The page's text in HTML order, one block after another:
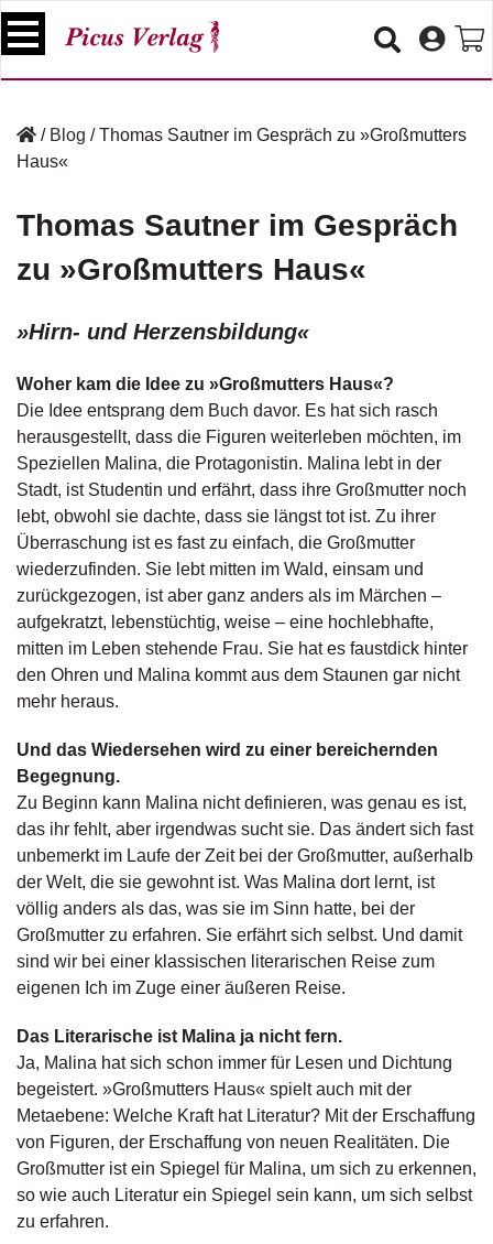
S
k
ü
h
r
V
a
s
a
lt
u
n
g
e
n
B
l
o
g
o
s
c
h
a
u
H
a
n
d
l
P
r
s
s
e
/ Blog / Thomas Sautner im Gespräch zu »Großmutters
Haus«
Thomas Sautner im Gespräch
zu »Großmutters Haus«
»Hirn- und Herzensbildung«
Woher kam die Idee zu »Großmutters Haus«?
Die Idee entsprang dem Buch davor. Es hat sich rasch
herausgestellt, dass die Figuren weiterleben möchten, im
Speziellen Malina, die Protagonistin. Malina lebt in der
Stadt, ist Studentin und erfährt, dass ihre Großmutter noch
lebt, obwohl sie dachte, dass sie längst tot ist. Zu ihrer
Überraschung ist es fast zu einfach, die Großmutter
wiederzufinden. Sie lebt mitten im Wald, einsam und
zurückgezogen, ist aber ganz anders als im Märchen –
aufgekratzt, lebenstüchtig, weise – eine hochlebhafte,
mitten im Leben stehende Frau. Sie hat es faustdick hinter
den Ohren und Malina kommt aus dem Staunen gar nicht
mehr heraus.
Und das Wiedersehen wird zu einer bereichernden
Begegnung.
Zu Beginn kann Malina nicht definieren, was genau es ist,
das ihr fehlt, aber irgendwas sucht sie. Das ändert sich fast
unbemerkt im Laufe der Zeit bei der Großmutter, außerhalb
der Welt, die sie gewohnt ist. Was Malina dort lernt, ist
völlig anders als das, was sie im Sinn hatte, bei der
Großmutter zu erfahren. Sie erfährt sich selbst. Und damit
sind wir bei einer klassischen literarischen Reise zum
eigenen Ich im Zuge einer äußeren Reise.
Das Literarische ist Malina ja nicht fern.
Ja, Malina hat sich schon immer für Lesen und Dichtung
begeistert. »Großmutters Haus« spielt auch mit der
Metaebene: Welche Kraft hat Literatur? Mit der Erschaffung
von Figuren, der Erschaffung von neuen Realitäten. Die
Großmutter ist ein Spiegel für Malina, um sich zu erkennen,
so wie auch Literatur ein Spiegel sein kann, um sich selbst
zu erfahren.